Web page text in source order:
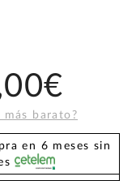
más barato?
en 6 meses sin